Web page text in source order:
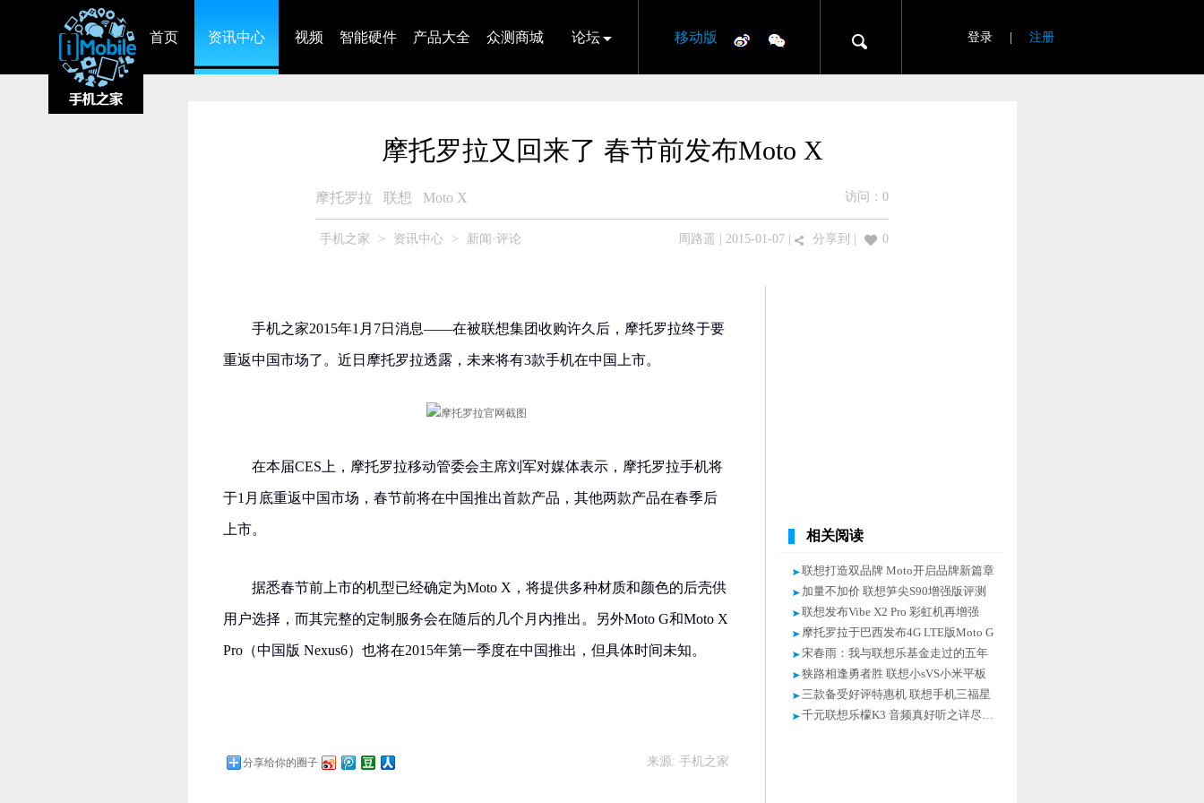
首页 资讯中心 视频 智能硬件 产品大全 众测商城 论坛 移动版 登录 注册
摩托罗拉又回来了 春节前发布Moto X
摩托罗拉 联想 Moto X 访问： 0
手机之家 > 资讯中心 > 新闻·评论 周路遥 | 2015-01-07 | 分享到 0
手机之家2015年1月7日消息——在被联想集团收购许久后，摩托罗拉终于要
重返中国市场了。近日摩托罗拉透露，未来将有3款手机在中国上市。
在本届CES上，摩托罗拉移动管委会主席刘军对媒体表示，摩托罗拉手机将
于1月底重返中国市场，春节前将在中国推出首款产品，其他两款产品在春季后
上市。
据悉春节前上市的机型已经确定为Moto X，将提供多种材质和颜色的后壳供
用户选择，而其完整的定制服务会在随后的几个月内推出。另外Moto G和Moto X
Pro（中国版 Nexus6）也将在2015年第一季度在中国推出，但具体时间未知。
分享给你的圈子 来源: 手机之家
相关阅读
联想打造双品牌 Moto开启品牌新篇章
加量不加价 联想笋尖S90增强版评测
联想发布Vibe X2 Pro 彩虹机再增强
摩托罗拉于巴西发布4G LTE版Moto G
宋春雨：我与联想乐基金走过的五年
狭路相逢勇者胜 联想小sVS小米平板
三款备受好评特惠机 联想手机三福星
千元联想乐檬K3 音频真好听之详尽评测